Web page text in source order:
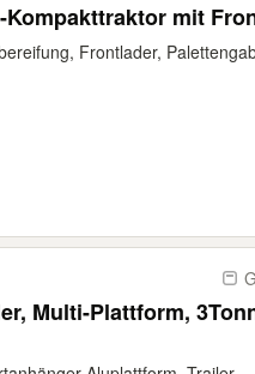
Kompakttraktor mit
Frontlader,
Multi-Plattform,